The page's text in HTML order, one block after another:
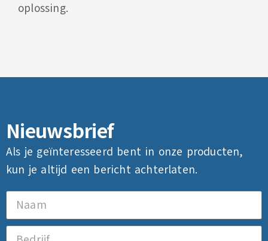
oplossing.
Nieuwsbrief
Als je geïnteresseerd bent in onze producten,
kun je altijd een bericht achterlaten.